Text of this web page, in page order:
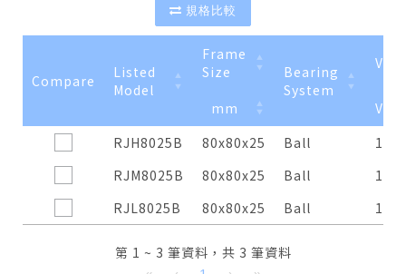
規格比較
Compare
Listed
Model
Frame
Size
Bearing
System
mm
VAC
Compare
Listed
Model
Frame
Size
Bearing
System
mm VAC
RJH8025B 80x80x25 Ball
RJM8025B
80x80x25 Ball
RJL8025B
80x80x25 Ball
第 1 ~ 3 筆資料，共 3 筆資料